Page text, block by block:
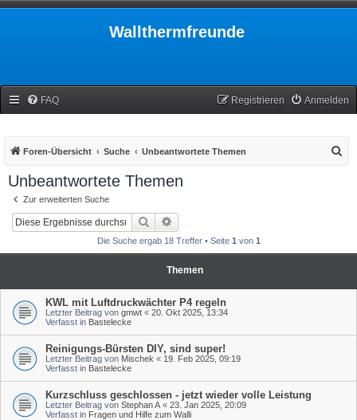
Wallthermfreunde
FAQ Anmelden
Registrieren
Foren-Übersicht Suche Unbeantwortete Themen
Unbeantwortete Themen
Zur erweiterten Suche
Suche
Die Suche ergab 18 Treffer • Seite 1 von 1
Themen
KWL mit Luftdruckwächter P4 regeln
Letzter Beitrag von gmwt « 20. Okt 2025, 13:34
Verfasst in Bastelecke
Reinigungs-Bürsten DIY, sind super!
Letzter Beitrag von Mischek « 19. Feb 2025, 09:19
Verfasst in Bastelecke
Kurzschluss geschlossen - jetzt wieder volle Leistung
Letzter Beitrag von Stephan A « 23. Jan 2025, 20:09
Verfasst in Fragen und Hilfe zum Walli